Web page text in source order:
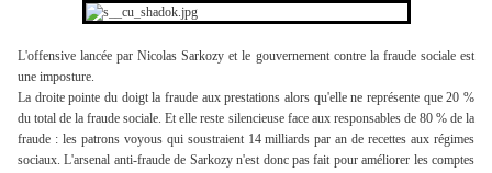
L'offensive lancée par Nicolas Sarkozy et le gouvernement contre la fraude sociale est
une imposture.
La droite pointe du doigt la fraude aux prestations alors qu'elle ne représente que 20 %
du total de la fraude sociale. Et elle reste silencieuse face aux responsables de 80 % de la
fraude : les patrons voyous qui soustraient 14 milliards par an de recettes aux régimes
sociaux. L'arsenal anti-fraude de Sarkozy n'est donc pas fait pour améliorer les comptes